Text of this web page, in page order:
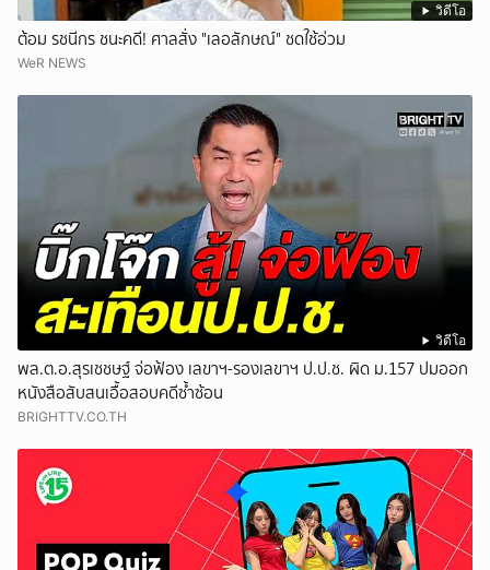
วิดีโอ
ต้อม รชนีกร ชนะคดี! ศาลสั่ง "เลอลักษณ์" ชดใช้อ่วม
WeR NEWS
วิดีโอ
พล.ต.อ.สุรเชชษฐ์ จ่อฟ้อง เลขาฯ-รองเลขาฯ ป.ป.ช. ผิด ม.157 ปมออก
หนังสือสับสนเอื้อสอบคดีซ้ำซ้อน
BRIGHTTV.CO.TH